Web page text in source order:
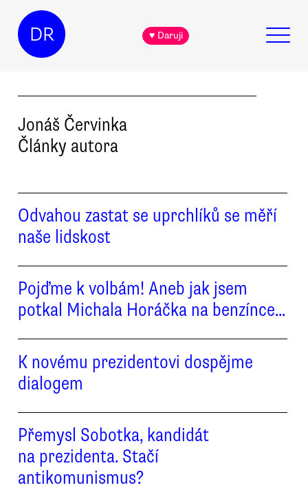
DR ♥ Daruji
Jonáš Červinka
Články autora
Odvahou zastat se uprchlíků se měří
naše lidskost
Pojďme k volbám! Aneb jak jsem
potkal Michala Horáčka na benzínce...
K novému prezidentovi dospějme
dialogem
Přemysl Sobotka, kandidát
na prezidenta. Stačí
antikomunismus?